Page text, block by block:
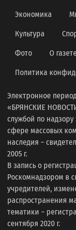
Экономика
Культура
Фото О
Политика
Электронное
«БРЯНСКИЕ
службой по
сфере массовых
наследия −
2005 г.
В запись о
Роскомнадзором в
учредителей,
распространения
тематики −
сентября 2020 г.